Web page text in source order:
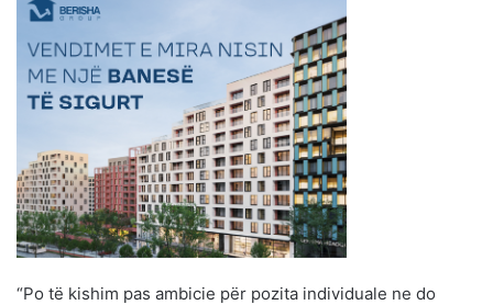
“Po të kishim pas ambicie për pozita individuale ne do